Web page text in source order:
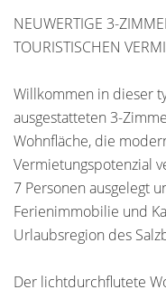
NEUWERTIGE 3-
TOURISTISCHEN
Willkommen in dieser
ausgestatteten 3-
Wohnfläche, die
Vermietungspotenzial
7 Personen ausgelegt
Ferienimmobilie und
Urlaubsregion des
Der lichtdurchflutete